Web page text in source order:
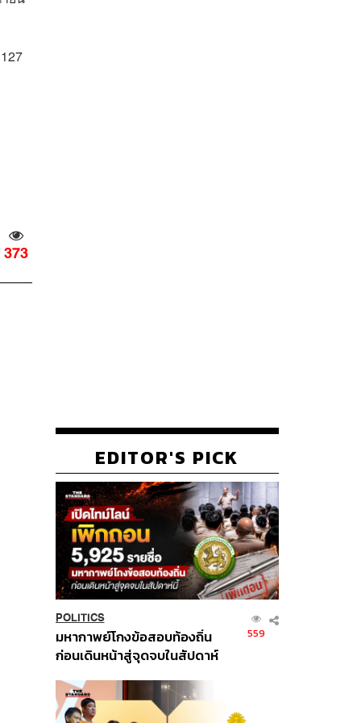
373
EDITOR'S PICK
POLITICS
มหากาพย์โกงข้อสอบท้องถิ่น
ก่อนเดินหน้าสู่จุดจบในสัปดาห์
559